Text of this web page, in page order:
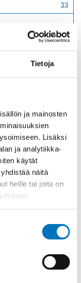
Tietoja
ja mainosten
Lisäksi
ja analytiikka-
käytät
näitä
heille tai joita on
33
EC000441
Niklattu messinki
M 20 x 1,5
RoHS;M
'-60°C to +95°C
IP 68 – 10 bar;IP 69 K
22